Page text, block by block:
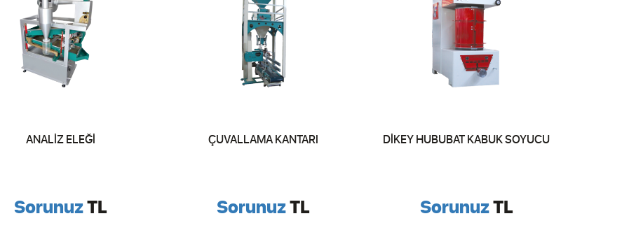
ANALİZ ELEĞİ
SorunuzTL
ÇUVALLAMA KANTARI
SorunuzTL
DİKEY HUBUBAT KABUK SOYUCU
SorunuzTL